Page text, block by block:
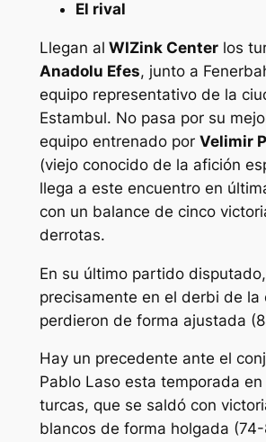
El rival
Llegan al WIZinkCenterlos
Anadolu Efes, junto a
equipo representativo de la
Estambul. No pasa por su
equipo entrenado por Velimir
(viejo conocido de la afición
llega a este encuentro en
con un balance de cinco
derrotas.
En su último partido disputado,
precisamente en el derbi de la
perdieron de forma ajustada
Hay un precedente ante el
Pablo Laso esta temporada
turcas, que se saldó con
blancos de forma holgada